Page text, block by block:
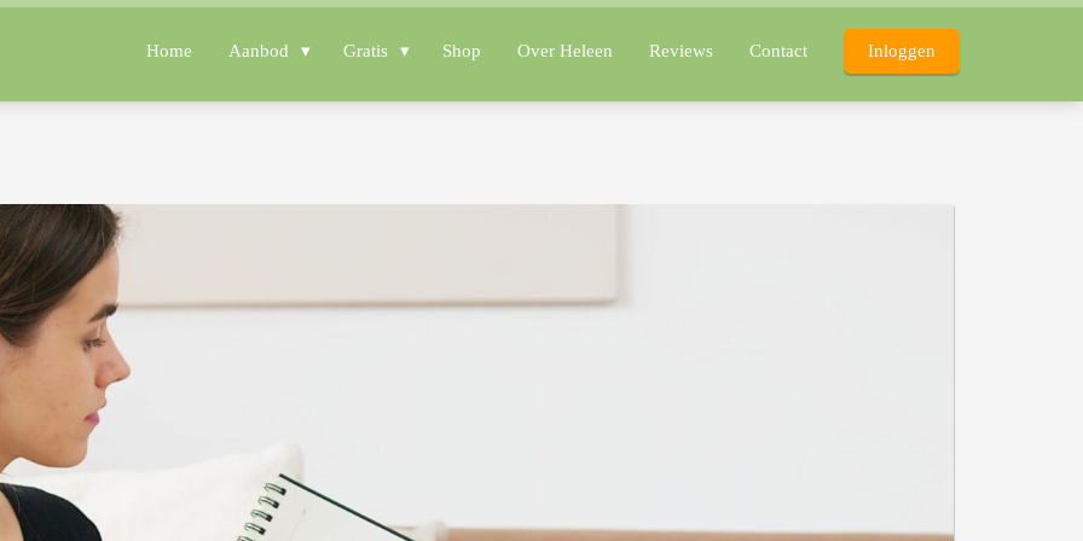
Home Aanbod Gratis Shop Over Heleen Reviews Contact Inloggen